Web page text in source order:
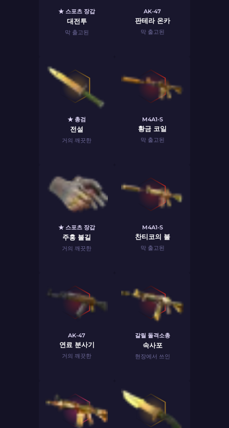
★ 스포츠 장갑
대전투
막 출고된
AK-47
판테라 온카
막 출고된
★ 총검
전설
거의 깨끗한
M4A1-S
황금 코일
막 출고된
★ 스포츠 장갑
주홍 불길
거의 깨끗한
M4A1-S
찬티코의 불
막 출고된
AK-47
연료 분사기
거의 깨끗한
갈릴 돌격소총
속사포
현장에서 쓰인